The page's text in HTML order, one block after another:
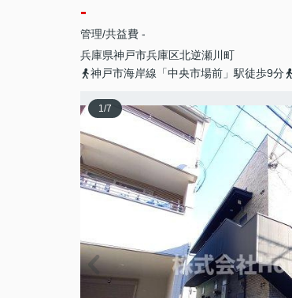
-
管理/共益費 -
兵庫県神戸市兵庫区北逆瀬川町
神戸市海岸線「中央市場前」駅徒歩9分
1/7